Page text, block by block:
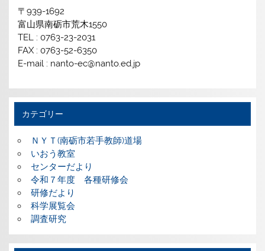
〒939-1692
富山県南砺市荒木1550
TEL : 0763-23-2031
FAX : 0763-52-6350
E-mail : nanto-ec@nanto.ed.jp
カテゴリー
ＮＹＴ(南砺市若手教師)道場
いおう教室
センターだより
令和７年度 各種研修会
研修だより
科学展覧会
調査研究